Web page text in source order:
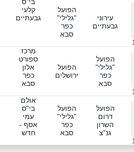
עירוני
גבעתיים
הפועל
"גלילי"
כפר
סבא
קלעי
גבעתיים
הפועל
"גלילי"
כפר
סבא
הפועל
ירושלים
מרכז
ספורט
אלון
כפר
סבא
הפועל
דרום
השרון
גנ"צ
הפועל
"גלילי"
כפר
סבא
אולם
בי"ס
עמי
אסף -
חדש